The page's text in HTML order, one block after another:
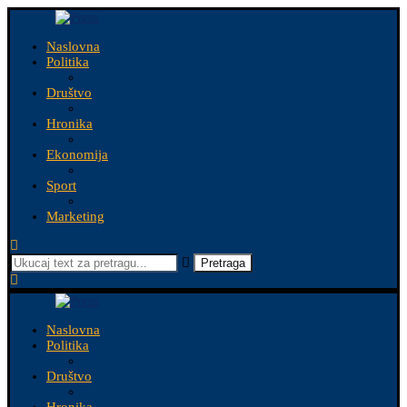
Naslovna
Politika
Društvo
Hronika
Ekonomija
Sport
Marketing
Pretraga
Naslovna
Politika
Društvo